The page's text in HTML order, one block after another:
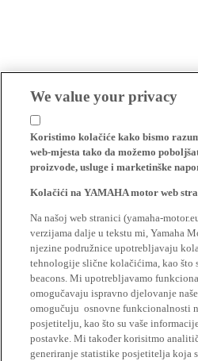
We value your privacy
Koristimo kolačiće kako bismo
web-mjesta tako da možemo
proizvode, usluge i marketinške
Kolačići na YAMAHA motor web
Na našoj web stranici (yamaha-
verzijama dalje u tekstu mi, Yamaha
njezine podružnice upotrebljavaju
tehnologije slične kolačićima, kao što
beacons. Mi upotrebljavamo
omogučavaju ispravno djelovanje
omogučuju osnovne funkcionalnosti
posjetitelju, kao što su vaše
postavke. Mi također korisitmo
generiranje statistike posjetitelja koja